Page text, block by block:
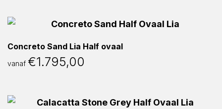
Concreto Sand Lia Half ovaal
vanaf €1.795,00